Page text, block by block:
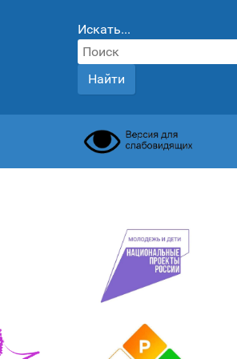
Искать...
Найти